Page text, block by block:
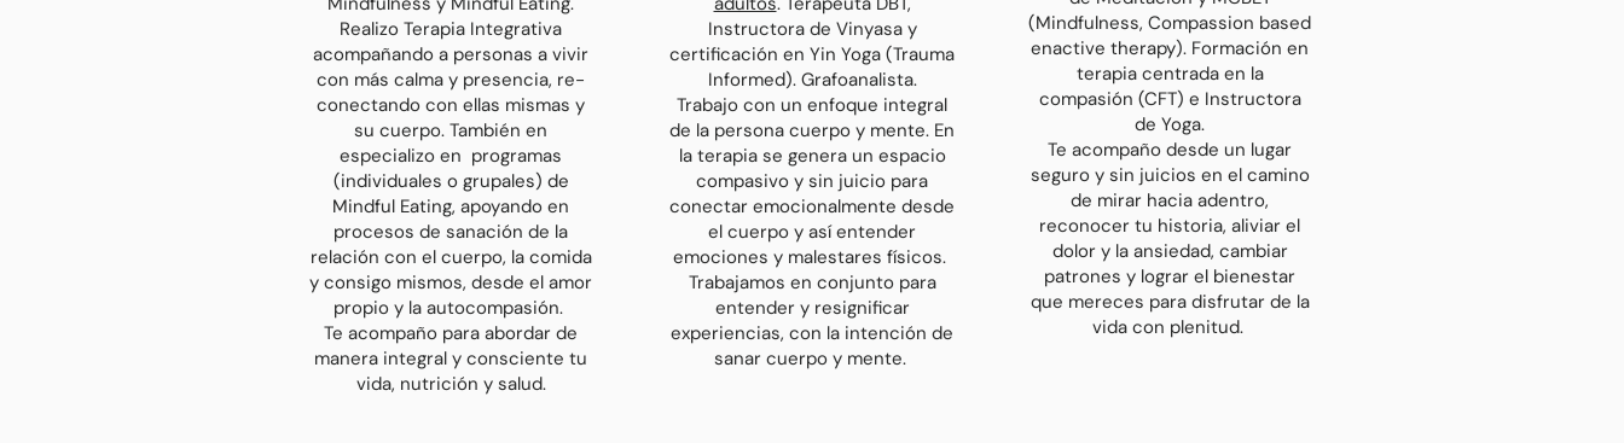
Realizo Terapia Integrativa
acompañando a personas a vivir
con más calma y presencia, re-
conectando con ellas mismas y
su cuerpo. También en
especializo en programas
(individuales o grupales) de
Mindful Eating, apoyando en
procesos de sanación de la
relación con el cuerpo, la comida
y consigo mismos, desde el amor
propio y la autocompasión.
Te acompaño para abordar de
manera integral y consciente tu
vida, nutrición y salud.
Instructora de Vinyasa y
certificación en Yin Yoga (Trauma
Informed). Grafoanalista.
Trabajo con un enfoque integral
de la persona cuerpo y mente. En
la terapia se genera un espacio
compasivo y sin juicio para
conectar emocionalmente desde
el cuerpo y así entender
emociones y malestares físicos.
Trabajamos en conjunto para
entender y resignificar
experiencias, con la intención de
sanar cuerpo y mente.
(Mindfulness, Compassion based
enactive therapy). Formación en
terapia centrada en la
compasión (CFT) e Instructora
de Yoga.
Te acompaño desde un lugar
seguro y sin juicios en el camino
de mirar hacia adentro,
reconocer tu historia, aliviar el
dolor y la ansiedad, cambiar
patrones y lograr el bienestar
que mereces para disfrutar de la
vida con plenitud.